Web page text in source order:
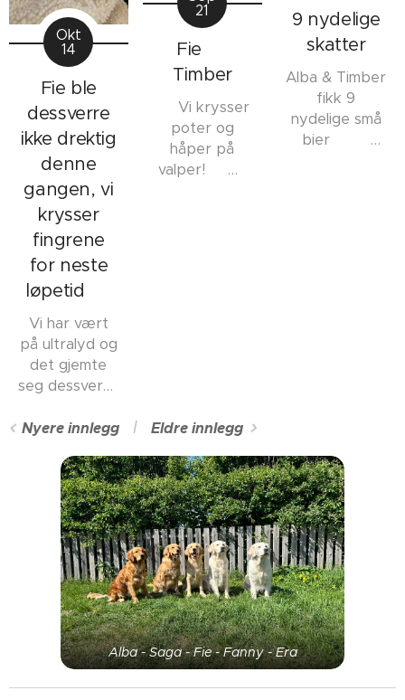
Okt
14
Fie ble
dessverre
ikke drektig
denne
gangen, vi
krysser
fingrene
for neste
løpetid 💛
Vi har vært
på ultralyd og
det gjemte
seg dessverre
magen til Fie.
hadde store
forhåpninger
og alt lå til
rette, vet vi
at naturen
noen ganger
har sin egen
plan. 🌸
21
Fie 💛
Timber
✨ Vi krysser
poter og
håper på
valper! 🐾🐾
blomstrer –
Dersom alt
går som vi
håper, vil vi
ønske små
valper
velkommen i
midten av
november🤞
🤞
9 nydelige
skatter
Alba & Timber
fikk 9
nydelige små
bier🐝🐶
Nyere innlegg Eldre innlegg
Alba - Saga - Fie - Fanny - Era